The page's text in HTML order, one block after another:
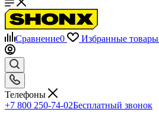
Сравнение0 Избранные товары
Телефоны
+7 800 250-74-02Бесплатный звонок